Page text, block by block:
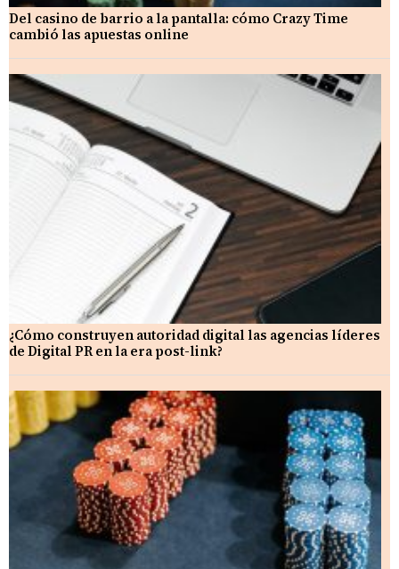
Del casino de barrio a la pantalla: cómo Crazy Time
cambió las apuestas online
¿Cómo construyen autoridad digital las agencias líderes
de Digital PR en la era post-link?